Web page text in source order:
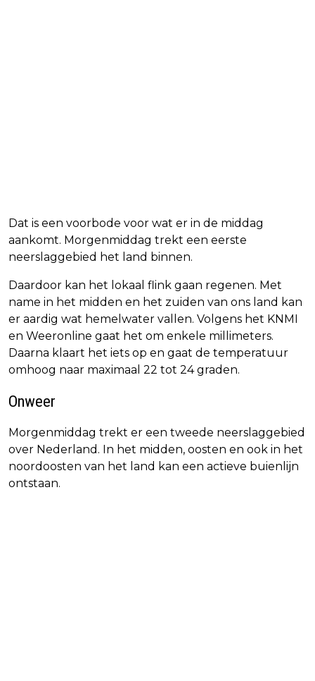
Dat is een voorbode voor wat er in de middag
aankomt. Morgenmiddag trekt een eerste
neerslaggebied het land binnen.
Daardoor kan het lokaal flink gaan regenen. Met
name in het midden en het zuiden van ons land kan
er aardig wat hemelwater vallen. Volgens het KNMI
en Weeronline gaat het om enkele millimeters.
Daarna klaart het iets op en gaat de temperatuur
omhoog naar maximaal 22 tot 24 graden.
Onweer
Morgenmiddag trekt er een tweede neerslaggebied
over Nederland. In het midden, oosten en ook in het
noordoosten van het land kan een actieve buienlijn
ontstaan.